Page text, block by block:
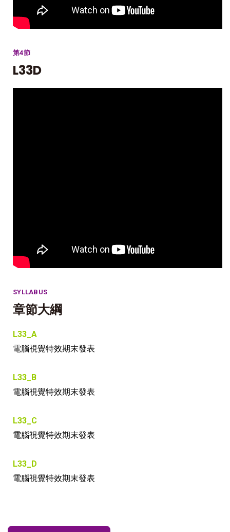
第4節
L33D
SYLLABUS
章節大綱
L33_A
電腦視覺特效期末發表
L33_B
電腦視覺特效期末發表
L33_C
電腦視覺特效期末發表
L33_D
電腦視覺特效期末發表